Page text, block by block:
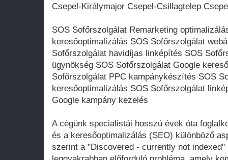
Csepel-Királymajor Csepel-Csillagtelep
SOS Sofőrszolgálat Remarketing
keresőoptimalizálás SOS Sofőrszolgálat
Sofőrszolgálat havidíjas linképítés SOS
ügynökség SOS Sofőrszolgálat Google
Sofőrszolgálat PPC kampánykészítés SOS
keresőoptimalizálás SOS Sofőrszolgálat
Google kampány kezelés
A cégünk specialistái hosszú évek óta
és a keresőoptimalizálás (SEO) különböző
szerint a "Discovered - currently not indexed"